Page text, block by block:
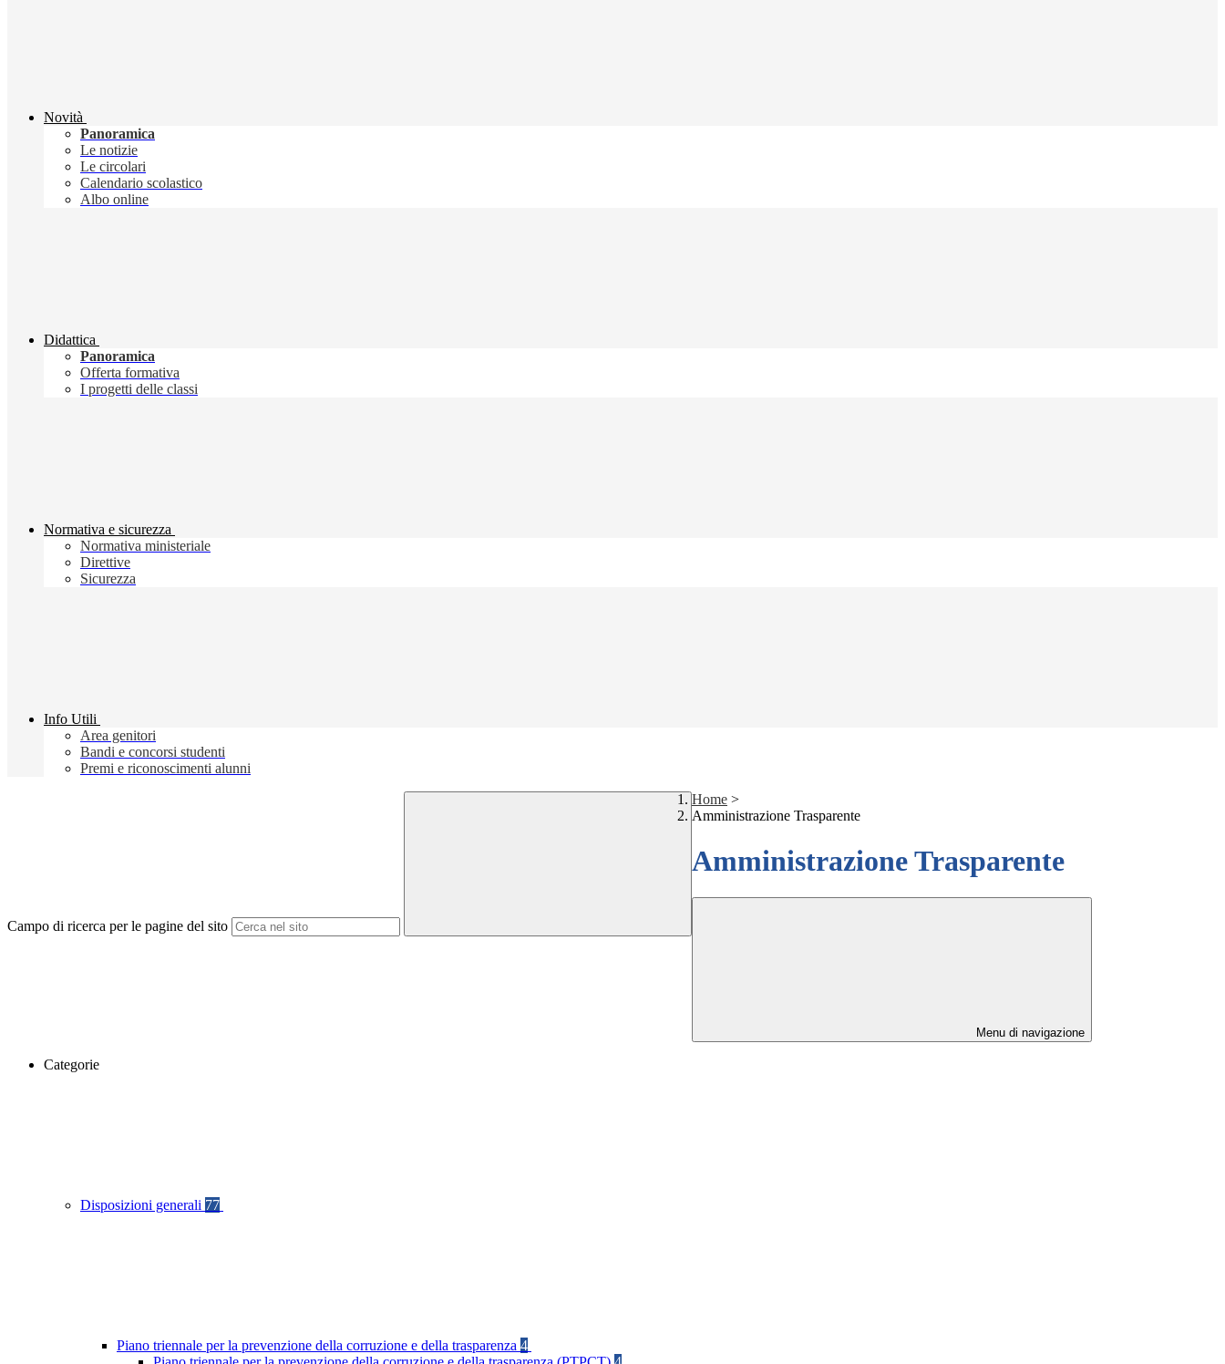
Novità
Panoramica
Le notizie
Le circolari
Calendario scolastico
Albo online
Didattica
Panoramica
Offerta formativa
I progetti delle classi
Normativa e sicurezza
Normativa ministeriale
Direttive
Sicurezza
Info Utili
Area genitori
Bandi e concorsi studenti
Premi e riconoscimenti alunni
Campo di ricerca per le pagine del sito
Home >
Amministrazione Trasparente
Amministrazione Trasparente
Menu di navigazione
Categorie
Disposizioni generali 77
Piano triennale per la prevenzione della corruzione e della trasparenza 4